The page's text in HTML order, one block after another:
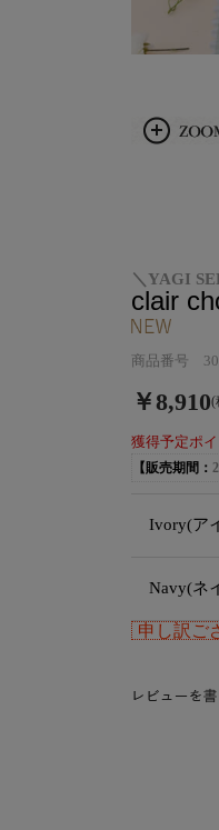
＼YAGI
clair
商品番号
￥8,910(
獲得予定ポ
【販売期間：
Ivory(ア
Navy(ネ
申し訳ご